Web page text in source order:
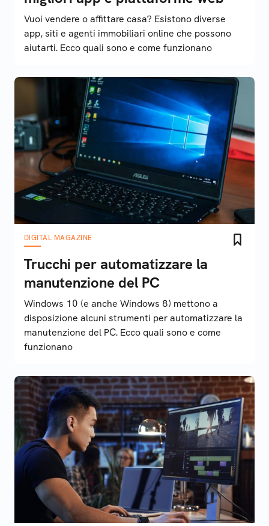
Vuoi vendere o affittare casa? Esistono diverse
app, siti e agenti immobiliari online che possono
aiutarti. Ecco quali sono e come funzionano
DIGITAL MAGAZINE
Trucchi per automatizzare la
manutenzione del PC
Windows 10 (e anche Windows 8) mettono a
disposizione alcuni strumenti per automatizzare la
manutenzione del PC. Ecco quali sono e come
funzionano